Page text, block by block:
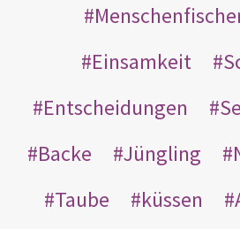
Einsamkeit
Entscheidungen
Backe
Jüngling
Taube
küssen